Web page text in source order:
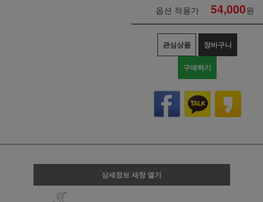
옵션 적용가 54,000원
관심상품 장바구니
구매하기
상세정보 새창 열기